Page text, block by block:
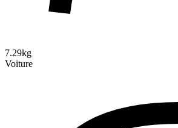
7.29kg
Voiture